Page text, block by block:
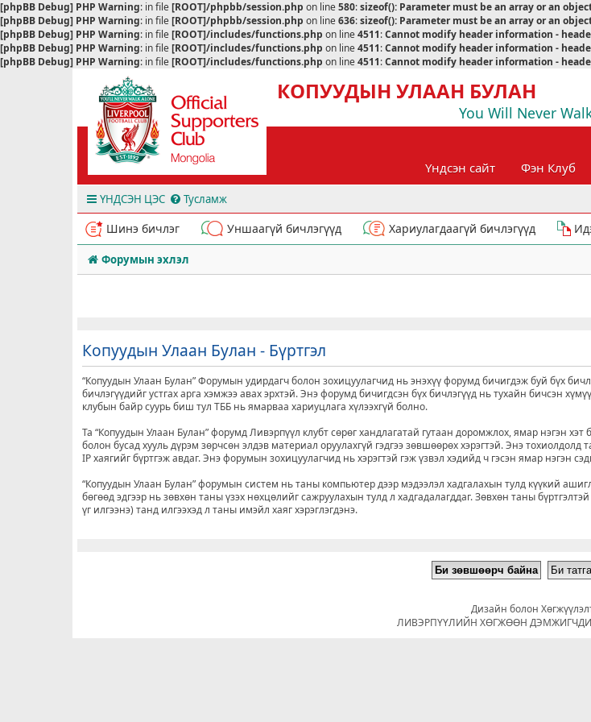
[phpBB Debug] PHP Warning: in file[ROOT]/phpbb/session.php on line580:sizeof(): Parameter must be an array or an
[phpBB Debug] PHP Warning: in file[ROOT]/phpbb/session.php on line636:sizeof(): Parameter must be an array or an
[phpBB Debug] PHP Warning: in file[ROOT]/includes/functions.php on line4511:Cannot modify header information -
[phpBB Debug] PHP Warning: in file[ROOT]/includes/functions.php on line4511:Cannot modify header information -
[phpBB Debug] PHP Warning: in file[ROOT]/includes/functions.php on line4511:Cannot modify header information -
КОПУУДЫН УЛААН БУЛАН
You Will Never
Үндсэн сайт Фэн Клуб
ҮНДСЭН ЦЭС Тусламж
Шинэ бичлэг Уншаагүй бичлэгүүд Хариулагдаагүй бичлэгүүд
Форумын эхлэл
Копуудын Улаан Булан - Бүртгэл
“Копуудын Улаан Булан” Форумын удирдагч болон зохицуулагчид нь энэхүү форумд бичигдэж буй бүх
бичлэгүүдийг устгах арга хэмжээ авах эрхтэй. Энэ форумд бичигдсэн бүх бичлэгүүд нь тухайн бичсэн
клубын байр суурь биш тул ТББ нь ямарваа хариуцлага хүлээхгүй болно.
Та “Копуудын Улаан Булан” форумд Ливэрпүүл клубт сөрөг хандлагатай гутаан доромжлох, ямар нэгэн
болон бусад хууль дүрэм зөрчсөн элдэв материал оруулахгүй гэдгээ зөвшөөрөх хэрэгтэй. Энэ
IP хаягийг бүртгэж авдаг. Энэ форумын зохицуулагчид нь хэрэгтэй гэж үзвэл хэдийд ч гэсэн ямар нэгэн
“Копуудын Улаан Булан” форумын систем нь таны компьютер дээр мэдээлэл хадгалахын тулд күүкий
бөгөөд эдгээр нь зөвхөн таны үзэх нөхцөлийг сажруулахын тулд л хадгадалагддаг. Зөвхөн таны
үг илгээнэ) танд илгээхэд л таны имэйл хаяг хэрэглэгдэнэ.
Дизайн болон
ЛИВЭРПҮҮЛИЙН ХӨГЖӨӨН